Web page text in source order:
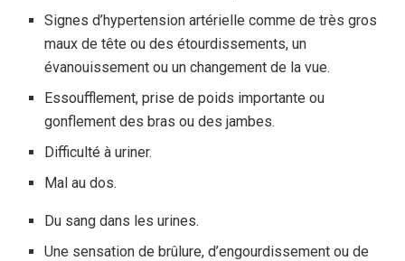
Signes d’hypertension artérielle comme de très gros
maux de tête ou des étourdissements, un
évanouissement ou un changement de la vue.
Essoufflement, prise de poids importante ou
gonflement des bras ou des jambes.
Difficulté à uriner.
Mal au dos.
Du sang dans les urines.
Une sensation de brûlure, d’engourdissement ou de